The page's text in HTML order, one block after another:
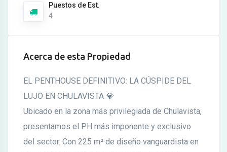
Puestos de Est.
4
Acerca de esta Propiedad
EL PENTHOUSE DEFINITIVO: LA CÚSPIDE DEL
LUJO EN CHULAVISTA 💎
Ubicado en la zona más privilegiada de Chulavista,
presentamos el PH más imponente y exclusivo
del sector. Con 225 m² de diseño vanguardista en